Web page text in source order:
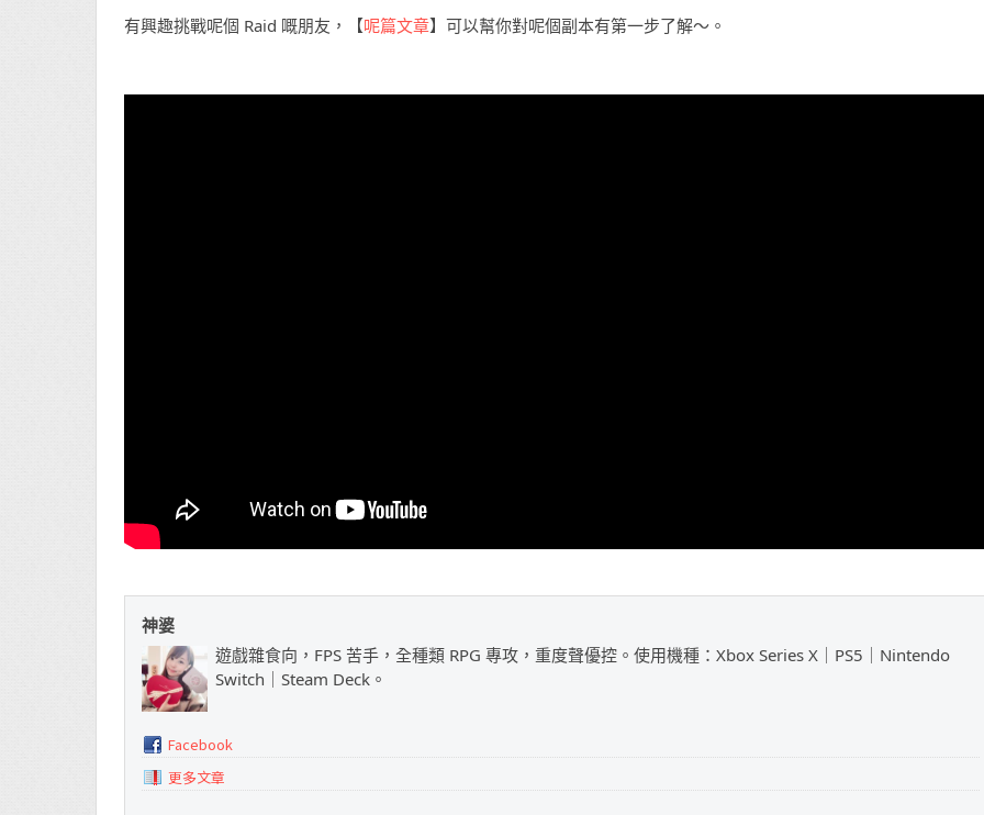
有興趣挑戰呢個 Raid 嘅朋友，【呢篇文章】可以幫你對呢個副本有第一步了解～。
神婆
遊戲雜食向，FPS 苦手，全種類 RPG 專攻，重度聲優控。使用機種：Xbox Series X｜PS5｜Nintendo
Switch｜Steam Deck。
Facebook
更多文章